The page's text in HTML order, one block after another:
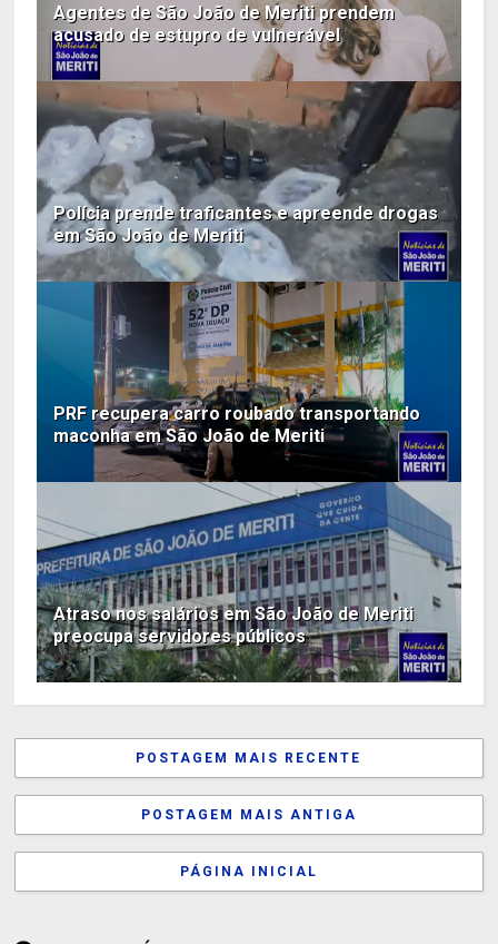
Agentes de São João de Meriti prendem
acusado de estupro de vulnerável
Polícia prende traficantes e apreende drogas
em São João de Meriti
PRF recupera carro roubado transportando
maconha em São João de Meriti
Atraso nos salários em São João de Meriti
preocupa servidores públicos
POSTAGEM MAIS RECENTE
POSTAGEM MAIS ANTIGA
PÁGINA INICIAL